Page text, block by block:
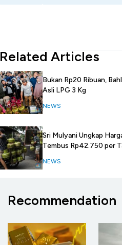
Related Articles
Bukan Rp20 Ribuan,
Asli LPG 3 Kg
NEWS
Sri Mulyani Ungkap
Tembus Rp42.750 per
NEWS
Recommendation